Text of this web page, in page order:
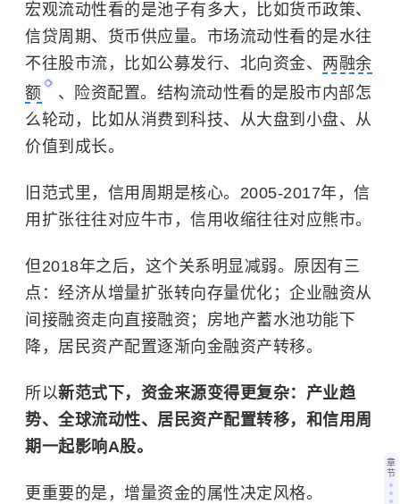
宏观流动性看的是池子有多大，比如货币政策、
信贷周期、货币供应量。市场流动性看的是水往
不往股市流，比如公募发行、北向资金、 两融余
额
、险资配置。结构流动性看的是股市内部怎
么轮动，比如从消费到科技、从大盘到小盘、从
价值到成长。
旧范式里，信用周期是核心。2005-2017年，信
用扩张往往对应牛市，信用收缩往往对应熊市。
但2018年之后，这个关系明显减弱。原因有三
点：经济从增量扩张转向存量优化；企业融资从
间接融资走向直接融资；房地产蓄水池功能下
降，居民资产配置逐渐向金融资产转移。
所以新范式下，资金来源变得更复杂：产业趋
势、全球流动性、居民资产配置转移，和信用周
期一起影响A股。
更重要的是，增量资金的属性决定风格。
章
节